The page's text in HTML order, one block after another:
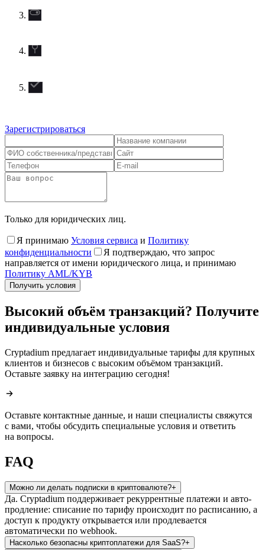
Зарегистрироваться
Только для юридических лиц.
Я принимаю Условия сервиса и Политику
конфиденциальности
Я подтверждаю, что запрос
направляется от имени юридического лица, и принимаю
Политику AML/KYB
Получить условия
Высокий объём транзакций? Получите
индивидуальные условия
Cryptadium предлагает индивидуальные тарифы для крупных
клиентов и бизнесов с высоким объёмом транзакций.
Оставьте заявку на интеграцию сегодня!
Оставьте контактные данные, и наши специалисты свяжутся
с вами, чтобы обсудить специальные условия и ответить
на вопросы.
FAQ
Можно ли делать подписки в криптовалюте?+
Да. Cryptadium поддерживает рекуррентные платежи и авто-
продление: списание по тарифу происходит по расписанию, а
доступ к продукту открывается или продлевается
автоматически по webhook.
Насколько безопасны криптоплатежи для SaaS?+